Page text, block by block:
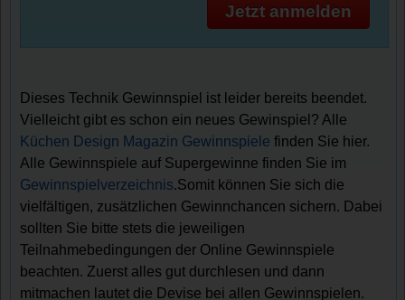
Jetzt anmelden
Dieses Technik Gewinnspiel ist leider bereits beendet.
Vielleicht gibt es schon ein neues Gewinspiel? Alle
Küchen Design Magazin Gewinnspiele finden Sie hier.
Alle Gewinnspiele auf Supergewinne finden Sie im
Gewinnspielverzeichnis.Somit können Sie sich die
vielfältigen, zusätzlichen Gewinnchancen sichern. Dabei
sollten Sie bitte stets die jeweiligen
Teilnahmebedingungen der Online Gewinnspiele
beachten. Zuerst alles gut durchlesen und dann
mitmachen lautet die Devise bei allen Gewinnspielen.